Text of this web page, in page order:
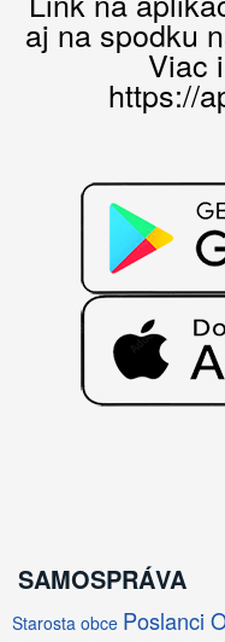
aj na spodku
Viac
https://
SAMOSPRÁVA
Starosta obce Poslanci